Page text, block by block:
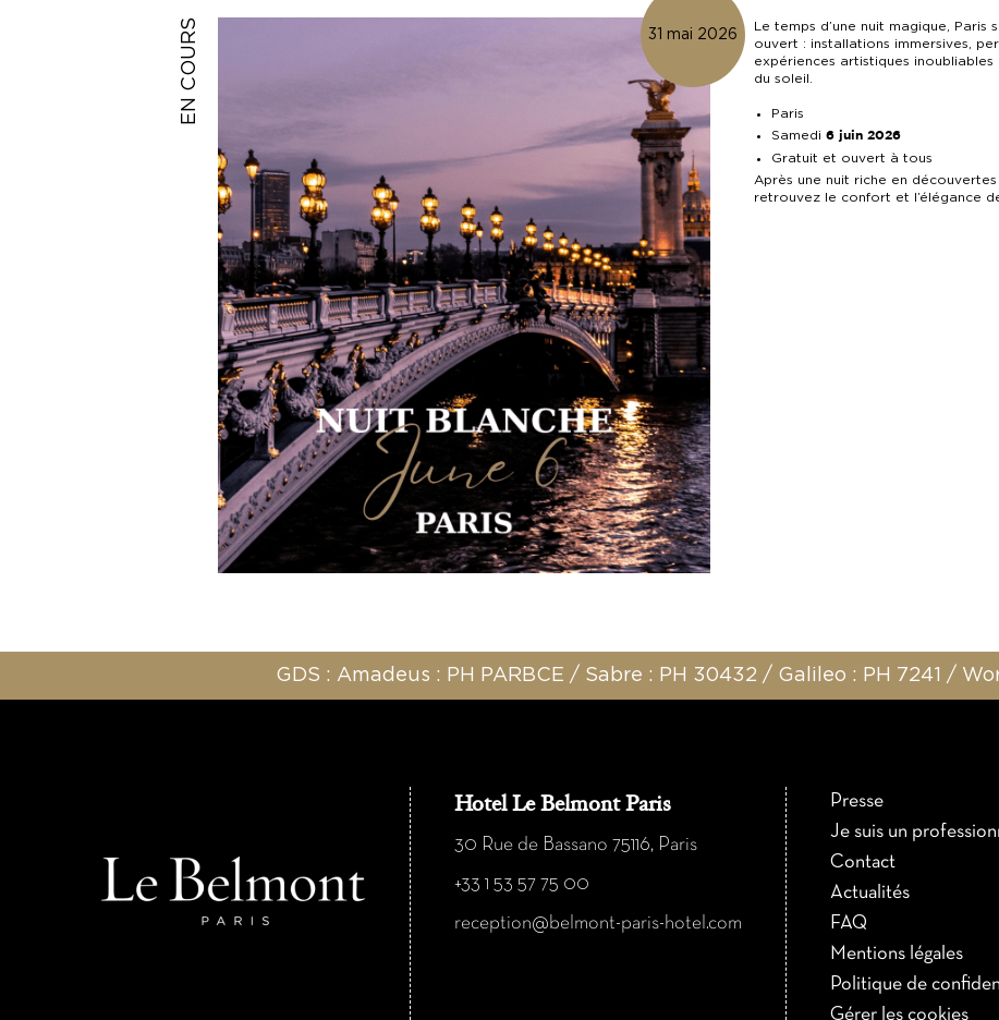
EN COURS 31 mai 2026
Le temps d’une nuit magique,
ouvert : installations immersives,
expériences artistiques
du soleil.
Paris
Samedi 6 juin 2026
Gratuit et ouvert à tous
Après une nuit riche en
retrouvez le confort et l’élégance
GDS : Amadeus : PH PARBCE / Sabre : PH 30432 / Galileo : PH 7241 /
Hotel Le Belmont Paris
30 Rue de Bassano 75116, Paris
+33 1 53 57 75 00
reception@belmont-paris-hotel.com
Presse
Je suis un
Contact
Actualités
FAQ
Mentions légales
Politique de
Gérer les cookies